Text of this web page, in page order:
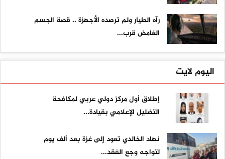
رآه الطيار ولم ترصده الأجهزة .. قصة الجسم
الغامض قرب...
اليوم لايت
إطلاق أول مركز دولي عربي لمكافحة
التضليل الإعلامي بقيادة...
نهاد الخالدي تعود إلى غزة بعد ألف يوم
لتواجه وجع الفقد...